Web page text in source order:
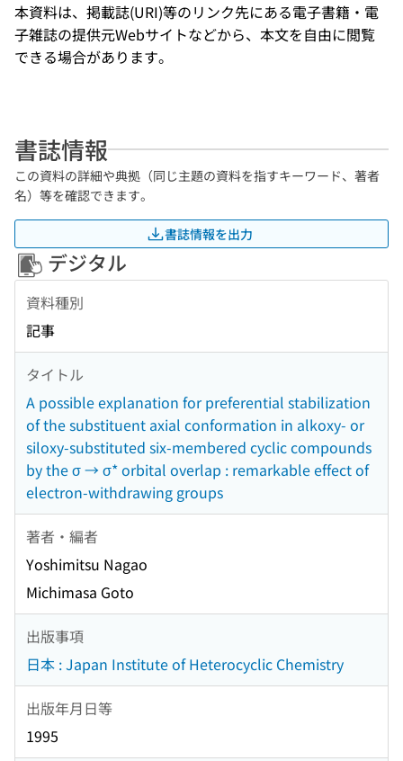
本資料は、掲載誌(URI)等のリンク先にある電子書籍・電
子雑誌の提供元Webサイトなどから、本文を自由に閲覧
できる場合があります。
書誌情報
この資料の詳細や典拠（同じ主題の資料を指すキーワード、著者
名）等を確認できます。
書誌情報を出力
デジタル
資料種別
記事
タイトル
A possible explanation for preferential stabilization
of the substituent axial conformation in alkoxy- or
siloxy-substituted six-membered cyclic compounds
by the σ → σ* orbital overlap : remarkable effect of
electron-withdrawing groups
著者・編者
Yoshimitsu Nagao
Michimasa Goto
出版事項
日本 : Japan Institute of Heterocyclic Chemistry
出版年月日等
1995